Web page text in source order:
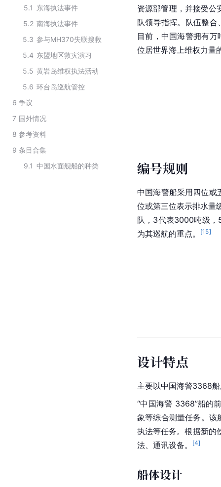
5.1 东海执法事件
5.2 南海执法事件
5.3 参与MH370失联搜救
5.4 东盟地区救灾演习
5.5 黄岩岛维权执法活动
5.6 环台岛巡航管控
6 争议
7 国外情况
8 参考资料
9 条目合集
9.1 中国水面舰船的种类
资源部管理，并接受公
队领导指挥。队伍整
目前，中国海警拥有
位居世界海上维权力量
编号规则
中国海警船采用四位或
位或第三位表示排水量
队，3代表3000吨级，
为其巡航的重点。
[15]
设计特点
主要以中国海警3368
“中国海警 3368”船的
象等综合测量任务。该
执法等任务。根据新的
法、通讯设备。
[4]
船体设计